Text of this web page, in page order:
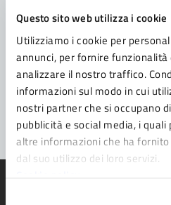
Questo sito web utilizza i cookie
Utilizziamo i cookie per
annunci, per fornire
analizzare il nostro traffico.
informazioni sul modo in cui
nostri partner che si occupano
pubblicità e social media, i
altre informazioni che ha
dal suo utilizzo dei loro servizi.
Prenota appuntamento
Problemi in città
Segnala disservizio